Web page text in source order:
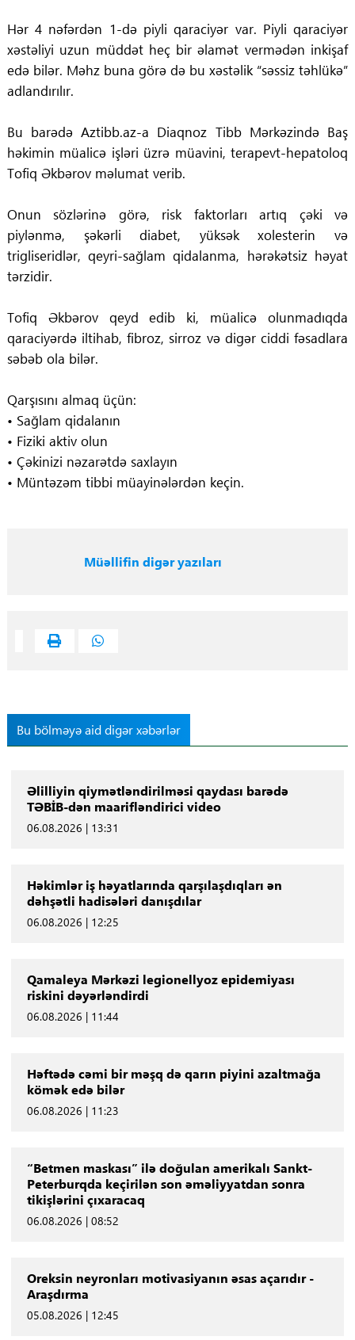
Hər 4 nəfərdən 1-də piyli qaraciyər var. Piyli qaraciyər
xəstəliyi uzun müddət heç bir əlamət vermədən inkişaf
edə bilər. Məhz buna görə də bu xəstəlik “səssiz təhlükə”
adlandırılır.
Bu barədə Aztibb.az-a Diaqnoz Tibb Mərkəzində Baş
həkimin müalicə işləri üzrə müavini, terapevt-hepatoloq
Tofiq Əkbərov məlumat verib.
Onun sözlərinə görə, risk faktorları artıq çəki və
piylənmə, şəkərli diabet, yüksək xolesterin və
trigliseridlər, qeyri-sağlam qidalanma, hərəkətsiz həyat
tərzidir.
Tofiq Əkbərov qeyd edib ki, müalicə olunmadıqda
qaraciyərdə iltihab, fibroz, sirroz və digər ciddi fəsadlara
səbəb ola bilər.
Qarşısını almaq üçün:
• Sağlam qidalanın
• Fiziki aktiv olun
• Çəkinizi nəzarətdə saxlayın
• Müntəzəm tibbi müayinələrdən keçin.
Müəllifin digər yazıları
Bu bölməyə aid digər xəbərlər
Əlilliyin qiymətləndirilməsi qaydası barədə
TƏBİB-dən maarifləndirici video
06.08.2026 | 13:31
Həkimlər iş həyatlarında qarşılaşdıqları ən
dəhşətli hadisələri danışdılar
06.08.2026 | 12:25
Qamaleya Mərkəzi legionellyoz epidemiyası
riskini dəyərləndirdi
06.08.2026 | 11:44
Həftədə cəmi bir məşq də qarın piyini azaltmağa
kömək edə bilər
06.08.2026 | 11:23
“Betmen maskası” ilə doğulan amerikalı Sankt-
Peterburqda keçirilən son əməliyyatdan sonra
tikişlərini çıxaracaq
06.08.2026 | 08:52
Oreksin neyronları motivasiyanın əsas açarıdır -
Araşdırma
05.08.2026 | 12:45